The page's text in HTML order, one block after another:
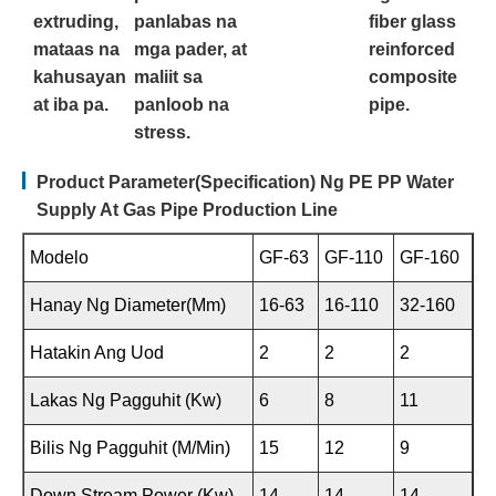
extruding,
mataas na
kahusayan
at iba pa.
panlabas na
mga pader, at
maliit sa
panloob na
stress.
fiber glass
reinforced
composite
pipe.
Product Parameter(Specification) Ng PE PP Water
Supply At Gas Pipe Production Line
Modelo GF-63 GF-110 GF-160
Hanay Ng Diameter(mm) 16-63 16-110 32-160
Hatakin Ang Uod 2 2 2
Lakas Ng Pagguhit (kw) 6 8 11
Bilis Ng Pagguhit (m/min) 15 12 9